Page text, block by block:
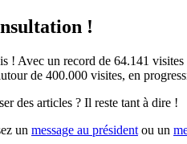
!
! Avec un record de 64.141 visites
de 400.000 visites, en
des articles ? Il reste tant à dire !
un message au président ou un